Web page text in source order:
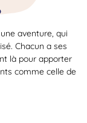
aventure, qui
Chacun a ses
là pour apporter
comme celle de